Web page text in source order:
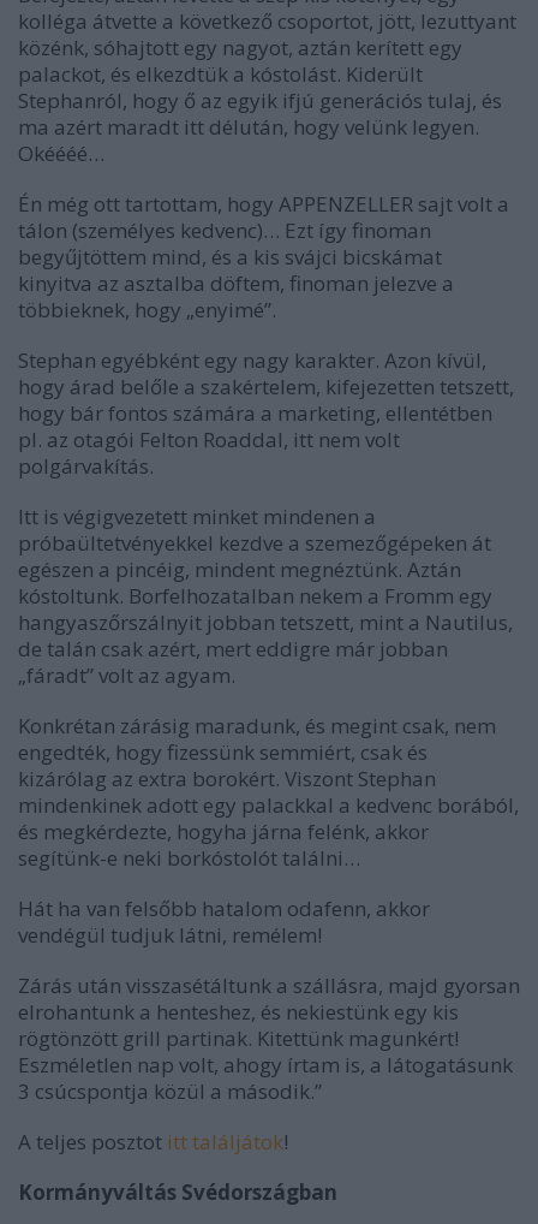
kolléga átvette a következő csoportot, jött, lezuttyant
közénk, sóhajtott egy nagyot, aztán kerített egy
palackot, és elkezdtük a kóstolást. Kiderült
Stephanról, hogy ő az egyik ifjú generációs tulaj, és
ma azért maradt itt délután, hogy velünk legyen.
Okéééé…
Én még ott tartottam, hogy APPENZELLER sajt volt a
tálon (személyes kedvenc)… Ezt így finoman
begyűjtöttem mind, és a kis svájci bicskámat
kinyitva az asztalba döftem, finoman jelezve a
többieknek, hogy „enyimé”.
Stephan egyébként egy nagy karakter. Azon kívül,
hogy árad belőle a szakértelem, kifejezetten tetszett,
hogy bár fontos számára a marketing, ellentétben
pl. az otagói Felton Roaddal, itt nem volt
polgárvakítás.
Itt is végigvezetett minket mindenen a
próbaültetvényekkel kezdve a szemezőgépeken át
egészen a pincéig, mindent megnéztünk. Aztán
kóstoltunk. Borfelhozatalban nekem a Fromm egy
hangyaszőrszálnyit jobban tetszett, mint a Nautilus,
de talán csak azért, mert eddigre már jobban
„fáradt” volt az agyam.
Konkrétan zárásig maradunk, és megint csak, nem
engedték, hogy fizessünk semmiért, csak és
kizárólag az extra borokért. Viszont Stephan
mindenkinek adott egy palackkal a kedvenc borából,
és megkérdezte, hogyha járna felénk, akkor
segítünk-e neki borkóstolót találni…
Hát ha van felsőbb hatalom odafenn, akkor
vendégül tudjuk látni, remélem!
Zárás után visszasétáltunk a szállásra, majd gyorsan
elrohantunk a henteshez, és nekiestünk egy kis
rögtönzött grill partinak. Kitettünk magunkért!
Eszméletlen nap volt, ahogy írtam is, a látogatásunk
3 csúcspontja közül a második.”
A teljes posztot itt találjátok!
Kormányváltás Svédországban